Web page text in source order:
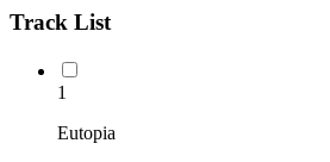
Track List
1
Eutopia